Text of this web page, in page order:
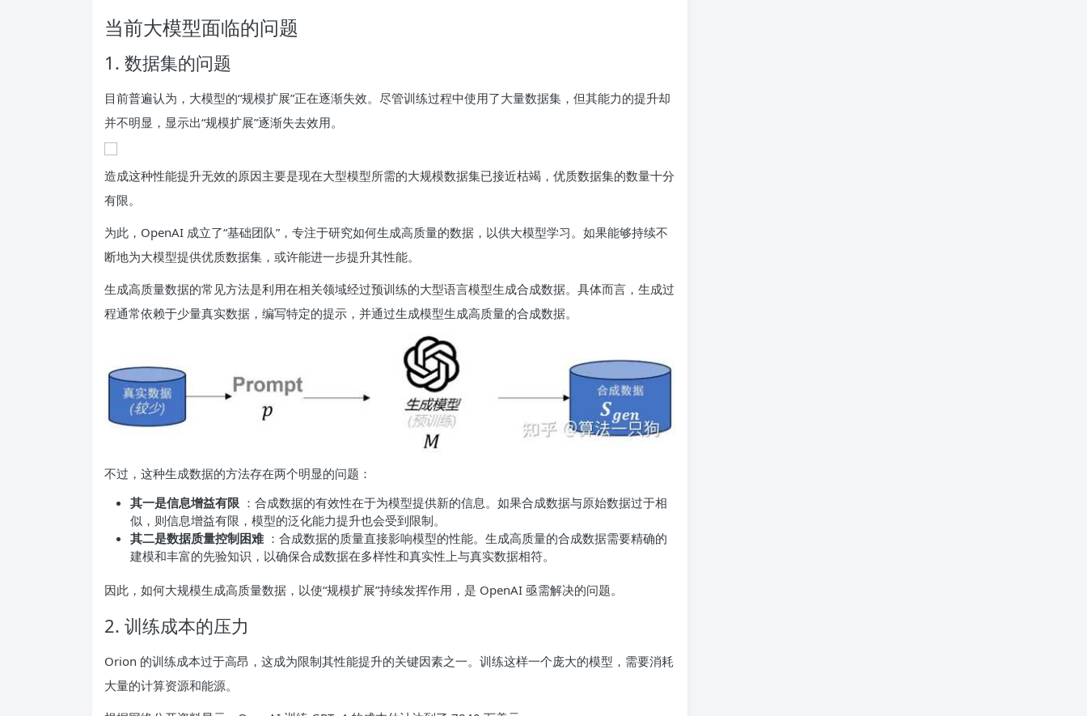
当前大模型面临的问题
1. 数据集的问题
目前普遍认为，大模型的“规模扩展”正在逐渐失效。尽管训练过程中使用了大量数据集，但其能力的提升却
并不明显，显示出“规模扩展”逐渐失去效用。
造成这种性能提升无效的原因主要是现在大型模型所需的大规模数据集已接近枯竭，优质数据集的数量十分
有限。
为此，OpenAI 成立了“基础团队”，专注于研究如何生成高质量的数据，以供大模型学习。如果能够持续不
断地为大模型提供优质数据集，或许能进一步提升其性能。
生成高质量数据的常见方法是利用在相关领域经过预训练的大型语言模型生成合成数据。具体而言，生成过
程通常依赖于少量真实数据，编写特定的提示，并通过生成模型生成高质量的合成数据。
不过，这种生成数据的方法存在两个明显的问题：
其一是信息增益有限 ：合成数据的有效性在于为模型提供新的信息。如果合成数据与原始数据过于相
似，则信息增益有限，模型的泛化能力提升也会受到限制。
其二是数据质量控制困难 ：合成数据的质量直接影响模型的性能。生成高质量的合成数据需要精确的
建模和丰富的先验知识，以确保合成数据在多样性和真实性上与真实数据相符。
因此，如何大规模生成高质量数据，以使“规模扩展”持续发挥作用，是 OpenAI 亟需解决的问题。
2. 训练成本的压力
Orion 的训练成本过于高昂，这成为限制其性能提升的关键因素之一。训练这样一个庞大的模型，需要消耗
大量的计算资源和能源。